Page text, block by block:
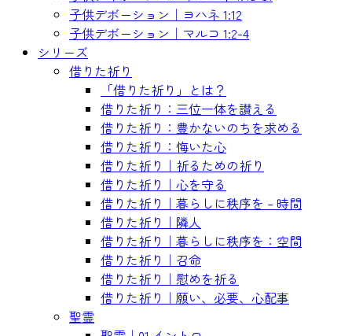
子供デボーション｜ヨハネ 1:12
子供デボーション｜マルコ 1:2-4
シリーズ
借りた祈り
「借りた祈り」とは？
借りた祈り：三位一体を讃える
借りた祈り：豊かないのちを求める
借りた祈り：悔いた心
借りた祈り｜祈るための祈り
借りた祈り｜心を守る
借りた祈り｜暮らしに秩序を – 時間
借りた祈り｜隣人
借りた祈り｜暮らしに秩序を：空間
借りた祈り｜召命
借りた祈り｜慰めを祈る
借りた祈り｜願い、必要、心配事
聖霊